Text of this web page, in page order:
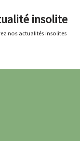
insolite
nos actualités insolites